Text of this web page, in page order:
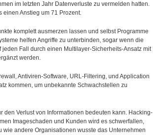
im letzten Jahr Datenverluste zu vermelden hatten.
einen Anstieg um 71 Prozent.
komplett ausmerzen lassen und selbst Programme
helfen Angriffe zu unterbinden, sogar wenn die
Fall durch einen Multilayer-Sicherheits-Ansatz mit
werden.
Antiviren-Software, URL-Filtering, und Application
kommen, um unbekannte Schwachstellen zu
den Verlust von Informationen bedeuten kann. Hacking-
Imageschaden und Kunden wird es schwerfallen,
andere Organisationen wusste das Unternehmen